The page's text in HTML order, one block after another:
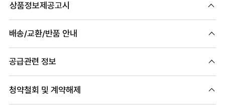
상품정보제공고시
배송/교환/반품 안내
공급관련 정보
청약철회 및 계약해제